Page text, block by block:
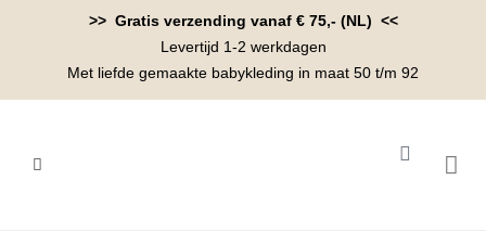
>> Gratis verzending vanaf € 75,- (NL) <<
Levertijd 1-2 werkdagen
Met liefde gemaakte babykleding in maat 50 t/m 92